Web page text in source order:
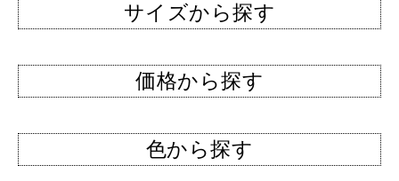
サイズから探す
価格から探す
色から探す